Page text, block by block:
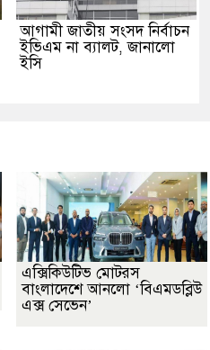
আগামী জাতীয় সংসদ নির্বাচন
ইভিএম না ব্যালট, জানালো
ইসি
এক্সিকিউটিভ মোটরস
বাংলাদেশে আনলো ‘বিএমডব্লিউ
এক্স সেভেন’